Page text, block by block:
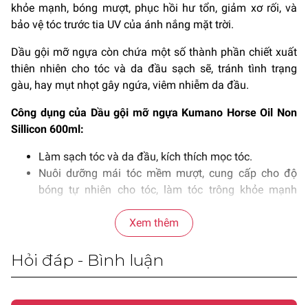
khỏe mạnh, bóng mượt, phục hồi hư tổn, giảm xơ rối, và
bảo vệ tóc trước tia UV của ánh nắng mặt trời.
Dầu gội mỡ ngựa còn chứa một số thành phần chiết xuất
thiên nhiên cho tóc và da đầu sạch sẽ, tránh tình trạng
gàu, hay mụt nhọt gây ngứa, viêm nhiễm da đầu.
Công dụng của Dầu gội mỡ ngựa Kumano Horse Oil Non
Sillicon 600ml:
Làm sạch tóc và da đầu, kích thích mọc tóc.
Nuôi dưỡng mái tóc mềm mượt, cung cấp cho độ
bóng tự nhiên cho tóc, làm tóc trông khỏe mạnh
Giúp tăng cường lưu thông máu.
Bảo vệ tóc khỏi nhiệt và tia UV gây hại.
Hướng dẫn sử dụng & Bảo quản:
Xem thêm
Hỏi đáp - Bình luận